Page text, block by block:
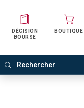
DÉCISION
BOURSE
BOUTIQUE